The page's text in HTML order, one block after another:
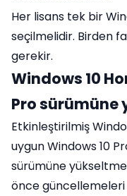
Her lisans tek bir
seçilmelidir. Birden
gerekir.
Windows 10
Pro sürümüne
Etkinleştirilmiş
uygun Windows 10
sürümüne
önce